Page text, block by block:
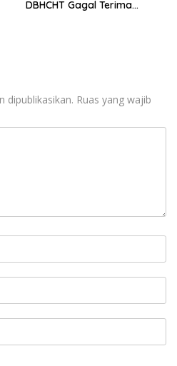
DBHCHT Gagal Terima
dipublikasikan. Ruas yang wajib